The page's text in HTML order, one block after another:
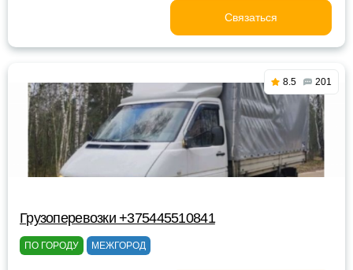
Связаться
8.5 201
Грузоперевозки +375445510841
ПО ГОРОДУ МЕЖГОРОД